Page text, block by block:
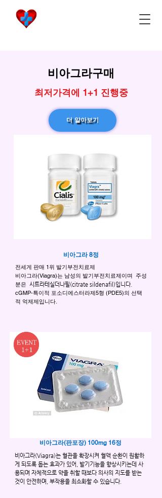
​비아그라구매
최저가격에 1+1 진행중
더 알아보기
전세게 판매 1위 발기부전치료제
비아그라(Viagra)는 남성의 발기부전치료제이며 주성
분은 시트라테실더나필(citrate sildenafil)입니다.
cGMP-특이적 포소디에스터라제5형 (PDE5)의 선택
적 억제제입니다.
비아그라 8정
비아그라(판포장) 100mg 16정
비아그라(Viagra)는 혈관을 확장시켜 혈액 순환이 원활하
게 되도록 돕는 효과가 있어, 발기기능을 향상시키는데 사
용되며 자체적으로 약을 취할 때보다 의사의 지도를 받는
것이 안전하며, 부작용을 최소화할 수 있습니다.